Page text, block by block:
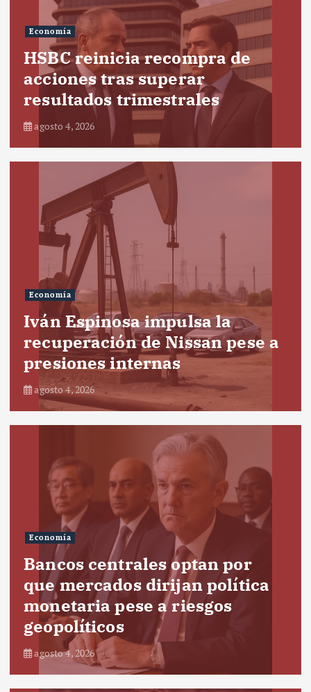
Economía
HSBC reinicia recompra de
acciones tras superar
resultados trimestrales
agosto 4, 2026
Economía
Iván Espinosa impulsa la
recuperación de Nissan pese a
presiones internas
agosto 4, 2026
Economía
Bancos centrales optan por
que mercados dirijan política
monetaria pese a riesgos
geopolíticos
agosto 4, 2026